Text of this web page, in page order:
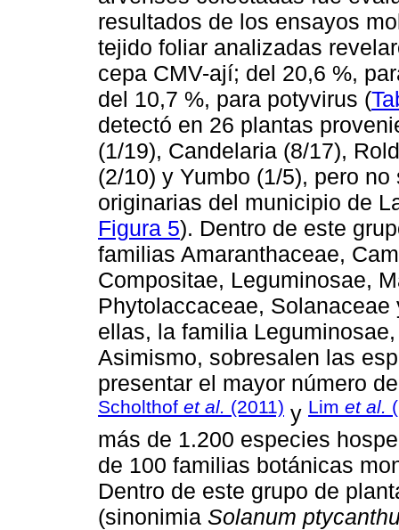
resultados de los ensayos
tejido foliar analizadas
cepa CMV-ají; del 20,6 %,
del 10,7 %, para potyvirus (
detectó en 26 plantas
(1/19), Candelaria (8/17),
(2/10) y Yumbo (1/5), pero
originarias del municipio de
Figura 5). Dentro de este
familias Amaranthaceae,
Compositae, Leguminosae,
Phytolaccaceae,
ellas, la familia
Asimismo, sobresalen las
presentar el mayor número
Scholthof et al. (2011) y Lim et al.
más de 1.200 especies
de 100 familias botánicas
Dentro de este grupo de
(sinonimia Solanum